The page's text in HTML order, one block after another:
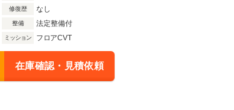
修復歴 なし
整備 法定整備付
ミッション フロアCVT
在庫確認・見積依頼